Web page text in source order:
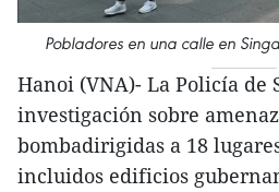
Pobladores en una calle en
Hanoi (VNA)- La Policía
investigación sobre
bombadirigidas a 18
incluidos edificios